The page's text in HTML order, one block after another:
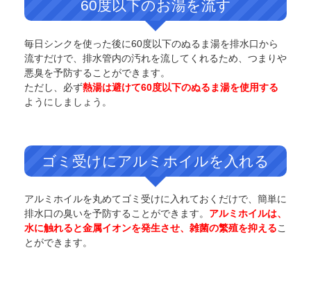
60度以下のお湯を流す
毎日シンクを使った後に60度以下のぬるま湯を排水口から
流すだけで、排水管内の汚れを流してくれるため、つまりや
悪臭を予防することができます。
ただし、必ず熱湯は避けて60度以下のぬるま湯を使用する
ようにしましょう。
ゴミ受けにアルミホイルを入れる
アルミホイルを丸めてゴミ受けに入れておくだけで、簡単に
排水口の臭いを予防することができます。 アルミホイルは、
水に触れると金属イオンを発生させ、雑菌の繁殖を抑えるこ
とができます。